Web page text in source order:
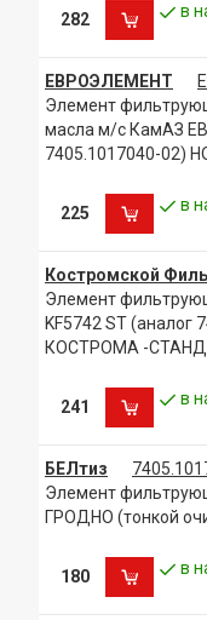
282 в
ЕВРОЭЛЕМЕНТ
Элемент
масла м/с КамАЗ
7405.1017040-02)
225 в
Костромской
Элемент
KF5742 ST (аналог
КОСТРОМА -
241 в
БЕЛтиз
Элемент
ГРОДНО (тонкой
180 в